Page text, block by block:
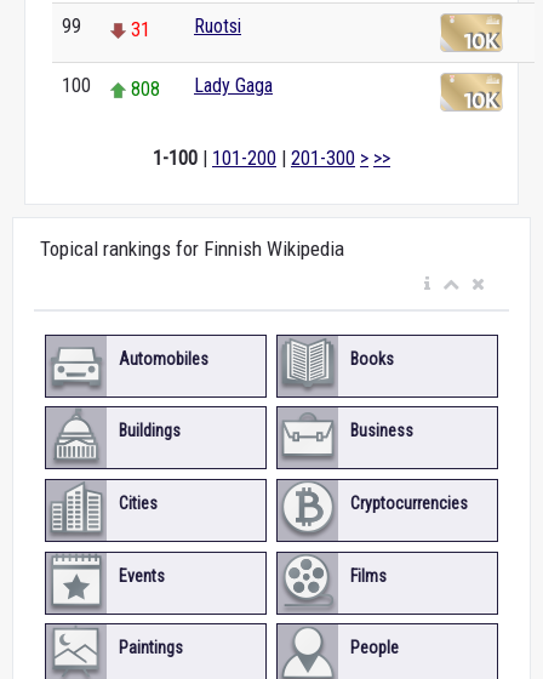
99 31 Ruotsi
100 808 Lady Gaga
1-100 | 101-200 | 201-300 > >>
Topical rankings for Finnish Wikipedia
Automobiles Books
Buildings Business
Cities Cryptocurrencies
Events Films
Paintings People